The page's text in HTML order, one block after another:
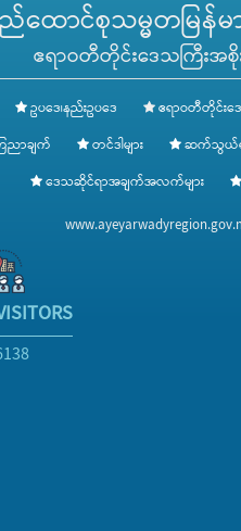
ည်ထောင်စုသမ္မတမြန်
ဧရာဝတီတိုင်းဒေသကြီးအ
ဥပဒေ၊နည်းဥပဒေ ဧရာဝတီတိုင်းဒ
ညာချက်
တင်ဒါများ ဆက်သွယ်
ဒေသဆိုင်ရာအချက်အလက်များ